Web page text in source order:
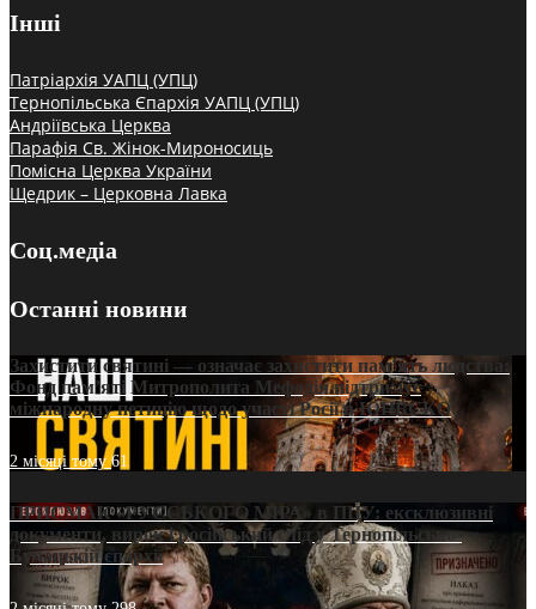
Інші
Патріархія УАПЦ (УПЦ)
Тернопільська Єпархія УАПЦ (УПЦ)
Андріївська Церква
Парафія Св. Жінок-Мироносиць
Помісна Церква України
Щедрик – Церковна Лавка
Соц.медіа
Останні новини
Захистити святині — означає захистити пам’ять людства:
Фонд пам’яті Митрополита Мефодія підтримує
міжнародну петицію щодо участі Росії в ЮНЕСКО
2 місяці тому61
ПРИСМАК «РУССЬКОГО МІРА» в ПЦУ: ексклюзивні
документи, вирок і російський слід у Тернопільсько-
Бучацькій єпархії